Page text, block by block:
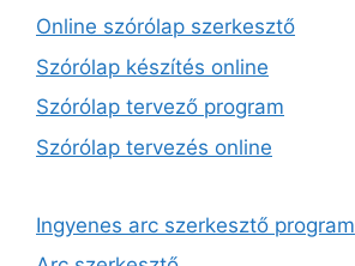
Online szórólap szerkesztő
Szórólap készítés online
Szórólap tervező program
Szórólap tervezés online
Ingyenes arc szerkesztő program